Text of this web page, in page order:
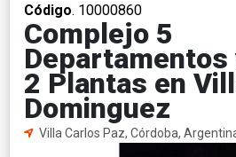
Código. 10000860
Complejo 5
Departamentos
2 Plantas en
Dominguez
Villa Carlos Paz, Córdoba,